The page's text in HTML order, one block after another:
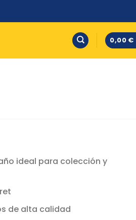
0,00 €
ideal para colección y
de alta calidad